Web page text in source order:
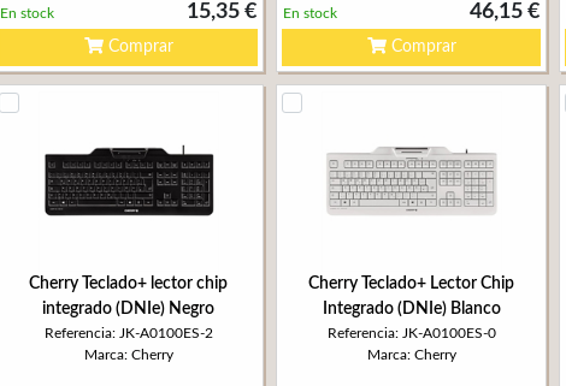
15,35 €
En stock
Comprar
46,15 €
En stock
Comprar
Cherry Teclado+ lector chip
integrado (DNIe) Negro
Referencia: JK-A0100ES-2
Marca: Cherry
Cherry Teclado+ Lector Chip
Integrado (DNIe) Blanco
Referencia: JK-A0100ES-0
Marca: Cherry